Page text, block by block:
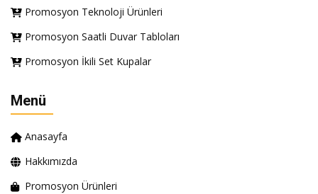
Promosyon Teknoloji Ürünleri
Promosyon Saatli Duvar Tabloları
Promosyon İkili Set Kupalar
Menü
Anasayfa
Hakkımızda
Promosyon Ürünleri